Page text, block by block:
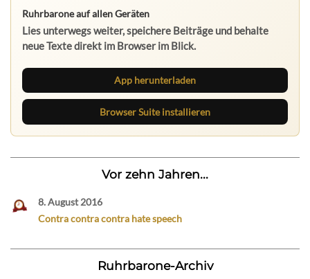
Ruhrbarone auf allen Geräten
Lies unterwegs weiter, speichere Beiträge und behalte
neue Texte direkt im Browser im Blick.
App herunterladen
Browser Suite installieren
Vor zehn Jahren...
8. August 2016
Contra contra contra hate speech
Ruhrbarone-Archiv